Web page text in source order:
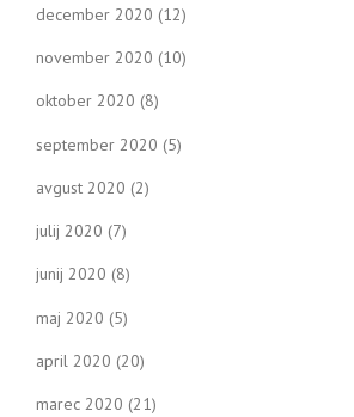
december 2020 (12)
november 2020 (10)
oktober 2020 (8)
september 2020 (5)
avgust 2020 (2)
julij 2020 (7)
junij 2020 (8)
maj 2020 (5)
april 2020 (20)
marec 2020 (21)